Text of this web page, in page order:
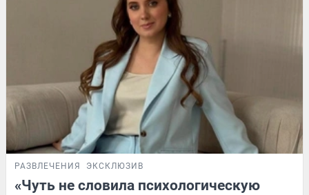
РАЗВЛЕЧЕНИЯ ЭКСКЛЮЗИВ
«Чуть не словила психологическую